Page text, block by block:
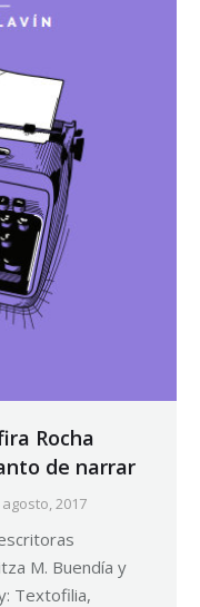
Rocha
de narrar
agosto, 2017
M. Buendía y
Textofilia,